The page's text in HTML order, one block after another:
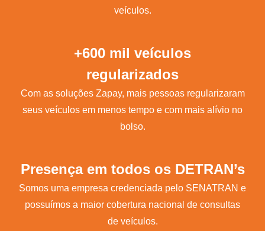
veículos.
+600 mil veículos
regularizados
Com as soluções Zapay, mais pessoas regularizaram
seus veículos em menos tempo e com mais alívio no
bolso.
Presença em todos os DETRAN’s
Somos uma empresa credenciada pelo SENATRAN e
possuímos a maior cobertura nacional de consultas
de veículos.